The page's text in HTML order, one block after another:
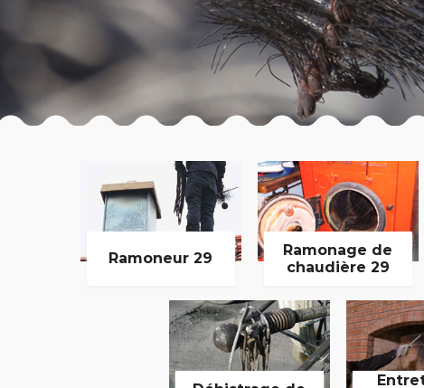
Ramoneur 29
Ramonage de
chaudière 29